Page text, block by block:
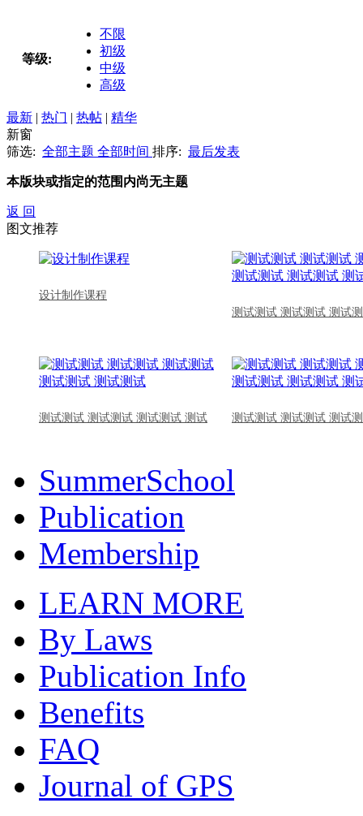
等级:
不限
初级
中级
高级
最新 | 热门 | 热帖 | 精华
新窗
筛选: 全部主题 全部时间 排序: 最后发表
本版块或指定的范围内尚无主题
返 回
图文推荐
设计制作课程
测试测试 测试测试 测试
测试测试 测试测试 测试测试 测试 测试测试 测试测试 测试
SummerSchool
Publication
Membership
LEARN MORE
By Laws
Publication Info
Benefits
FAQ
Journal of GPS